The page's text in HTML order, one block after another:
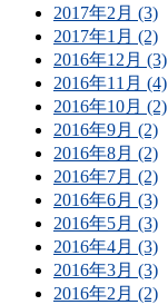
2017年2月 (3)
2017年1月 (2)
2016年12月 (3)
2016年11月 (4)
2016年10月 (2)
2016年9月 (2)
2016年8月 (2)
2016年7月 (2)
2016年6月 (3)
2016年5月 (3)
2016年4月 (3)
2016年3月 (3)
2016年2月 (2)